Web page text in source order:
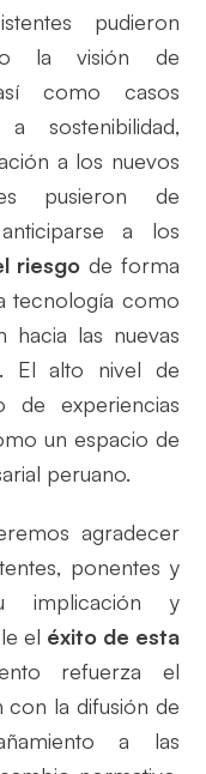
pudieron
la visión de
como casos
sostenibilidad,
a los nuevos
pusieron de
a los
riesgo de forma
tecnología como
hacia las nuevas
El alto nivel de
de experiencias
un espacio de
peruano.
agradecer
ponentes y
implicación y
el éxito de esta
refuerza el
la difusión de
a las